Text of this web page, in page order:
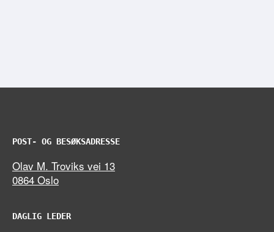
POST- OG BESØKSADRESSE
Olav M. Troviks vei 13
0864 Oslo
DAGLIG LEDER